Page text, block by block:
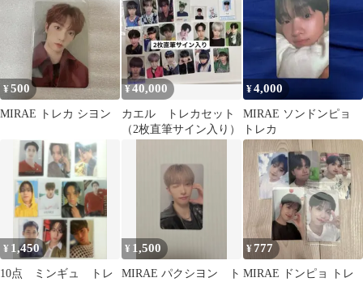
¥500
MIRAE トレカ シヨン
¥40,000
カエル トレカセット
（2枚直筆サイン入り）
¥4,000
MIRAE ソンドンピョ
トレカ
¥ 1,450
10点 ミンギュ トレ
¥ 1,500
MIRAE パクシヨン ト
¥777
MIRAE ドンピョ トレ